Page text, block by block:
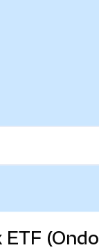
ETF (Ondo